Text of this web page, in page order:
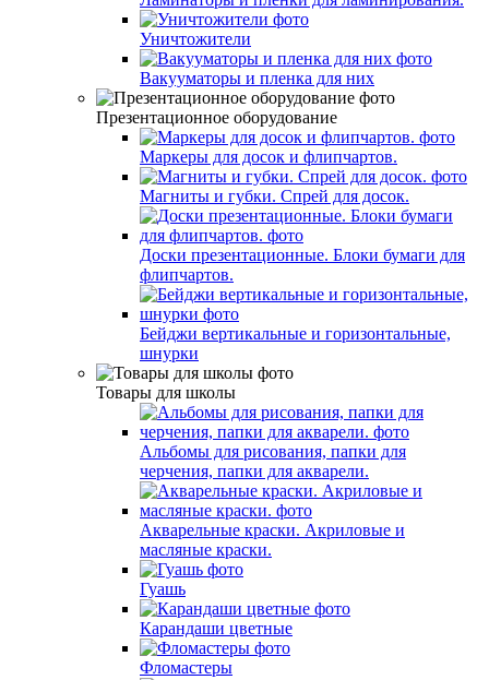
Уничтожители
Вакууматоры и пленка для них
Презентационное оборудование
Маркеры для досок и флипчартов.
Магниты и губки. Спрей для досок.
Доски презентационные. Блоки бумаги для
флипчартов.
Бейджи вертикальные и горизонтальные,
шнурки
Товары для школы
Альбомы для рисования, папки для
черчения, папки для акварели.
Акварельные краски. Акриловые и
масляные краски.
Гуашь
Карандаши цветные
Фломастеры